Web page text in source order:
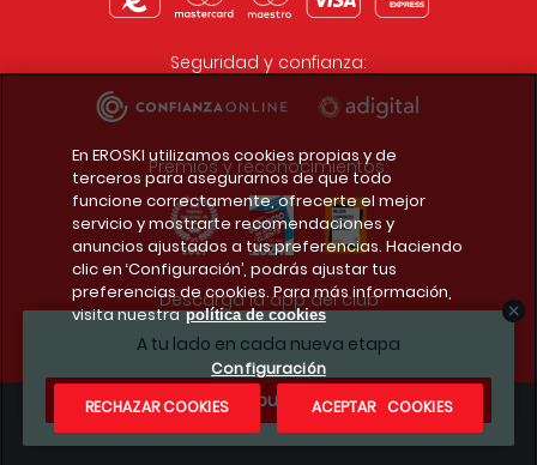
A tu lado en cada nueva etapa
¿Te apuntas?
Seguridad y confianza:
Premios y reconocimientos:
Descarga la app del club
Condiciones legales
En EROSKI utilizamos cookies propias y de
terceros para asegurarnos de que todo
funcione correctamente, ofrecerte el mejor
servicio y mostrarte recomendaciones y
anuncios ajustados a tus preferencias. Haciendo
clic en ‘Configuración’, podrás ajustar tus
preferencias de cookies. Para más información,
visita nuestra política de cookies
Configuración
RECHAZAR COOKIES
ACEPTAR COOKIES